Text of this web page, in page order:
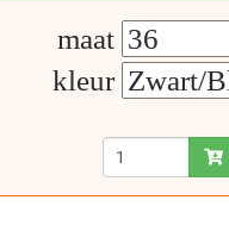
maat
kleur